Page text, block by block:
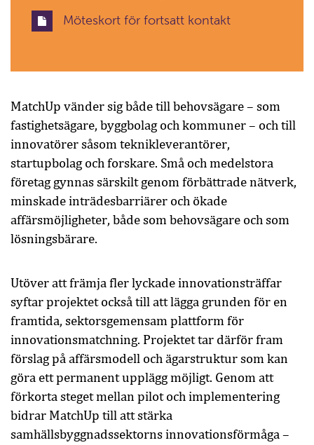
Möteskort för fortsatt kontakt
MatchUp vänder sig både till behovsägare – som
fastighetsägare, byggbolag och kommuner – och till
innovatörer såsom teknikleverantörer,
startupbolag och forskare. Små och medelstora
företag gynnas särskilt genom förbättrade nätverk,
minskade inträdesbarriärer och ökade
affärsmöjligheter, både som behovsägare och som
lösningsbärare.
Utöver att främja fler lyckade innovationsträffar
syftar projektet också till att lägga grunden för en
framtida, sektorsgemensam plattform för
innovationsmatchning. Projektet tar därför fram
förslag på affärsmodell och ägarstruktur som kan
göra ett permanent upplägg möjligt. Genom att
förkorta steget mellan pilot och implementering
bidrar MatchUp till att stärka
samhällsbyggnadssektorns innovationsförmåga –